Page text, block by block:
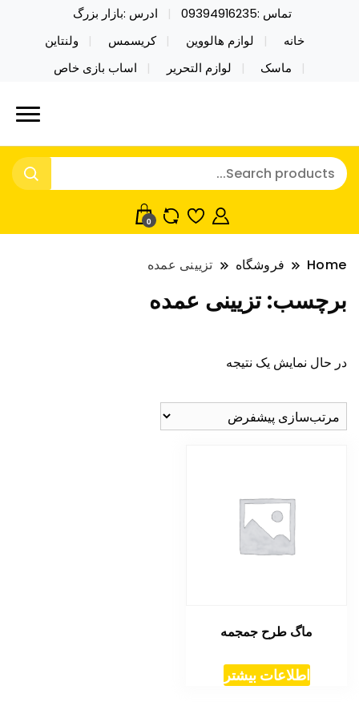
تماس :09394916235
ادرس :بازار بزرگ
خانه
لوازم هالووین کریسمس
ولنتاین
ماسک
لوازم التحریر اساب بازی خاص
نایکر توی فروش عمده لوازم هالووین
ولن تاین کادویی کریسمس اکسسوری
خرید محصولات خاص فیجت اسباب بازی تراول ماگ نایکر
توی فروش عمده لوازم هالووین ولن تاین کادویی
کریسمس اکسسوری ماسک در واردات مستقیم
0
Home فروشگاه تزیینی عمده
برچسب: تزیینی عمده
در حال نمایش یک نتیجه
ماگ طرح جمجمه
اطلاعات بیشتر